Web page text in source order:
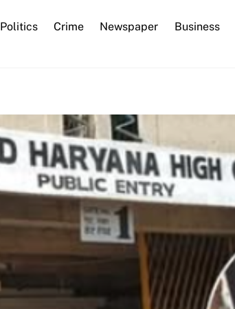
Politics Crime Newspaper Business
To